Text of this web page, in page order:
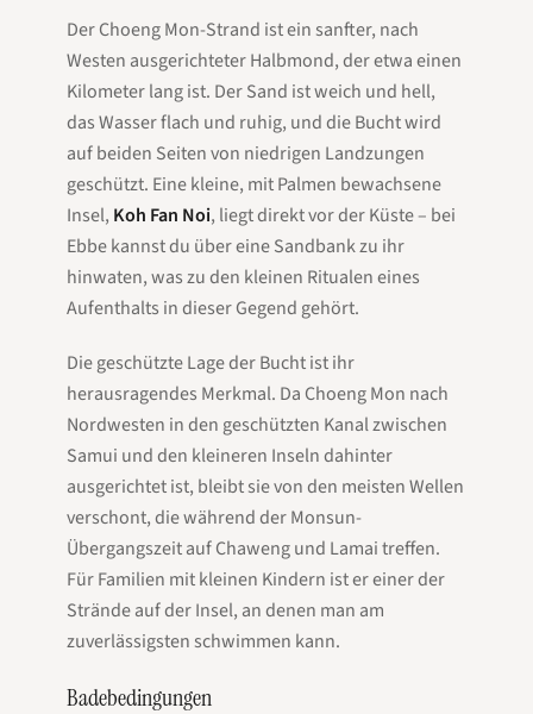
Der Choeng Mon-Strand ist ein sanfter, nach
Westen ausgerichteter Halbmond, der etwa einen
Kilometer lang ist. Der Sand ist weich und hell,
das Wasser flach und ruhig, und die Bucht wird
auf beiden Seiten von niedrigen Landzungen
geschützt. Eine kleine, mit Palmen bewachsene
Insel, Koh Fan Noi, liegt direkt vor der Küste – bei
Ebbe kannst du über eine Sandbank zu ihr
hinwaten, was zu den kleinen Ritualen eines
Aufenthalts in dieser Gegend gehört.
Die geschützte Lage der Bucht ist ihr
herausragendes Merkmal. Da Choeng Mon nach
Nordwesten in den geschützten Kanal zwischen
Samui und den kleineren Inseln dahinter
ausgerichtet ist, bleibt sie von den meisten Wellen
verschont, die während der Monsun-
Übergangszeit auf Chaweng und Lamai treffen.
Für Familien mit kleinen Kindern ist er einer der
Strände auf der Insel, an denen man am
zuverlässigsten schwimmen kann.
Badebedingungen